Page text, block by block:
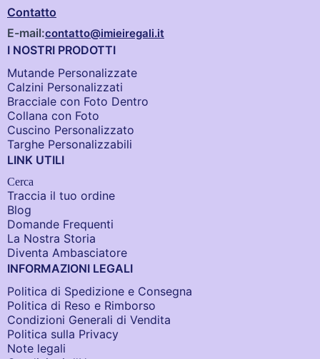
Contatto
E-mail:contatto@imieiregali.it
I NOSTRI PRODOTTI
Mutande Personalizzate
Calzini Personalizzati
Bracciale con Foto Dentro​
Collana con Foto
Cuscino Personalizzato
Targhe Personalizzabili
LINK UTILI
Cerca
Traccia il tuo ordine
Blog
Domande Frequenti
La Nostra Storia
Diventa Ambasciatore
INFORMAZIONI LEGALI
Politica di Spedizione e Consegna
Politica di Reso e Rimborso
Condizioni Generali di Vendita
Politica sulla Privacy
Note legali